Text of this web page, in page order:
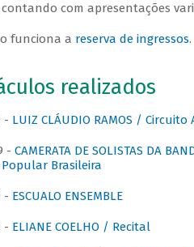
com apresentações
funciona a reserva de ingressos.
realizados
- LUIZ CLÁUDIO RAMOS / Circuito
- CAMERATA DE SOLISTAS DA
Brasileira
- ESCUALO ENSEMBLE
- ELIANE COELHO / Recital